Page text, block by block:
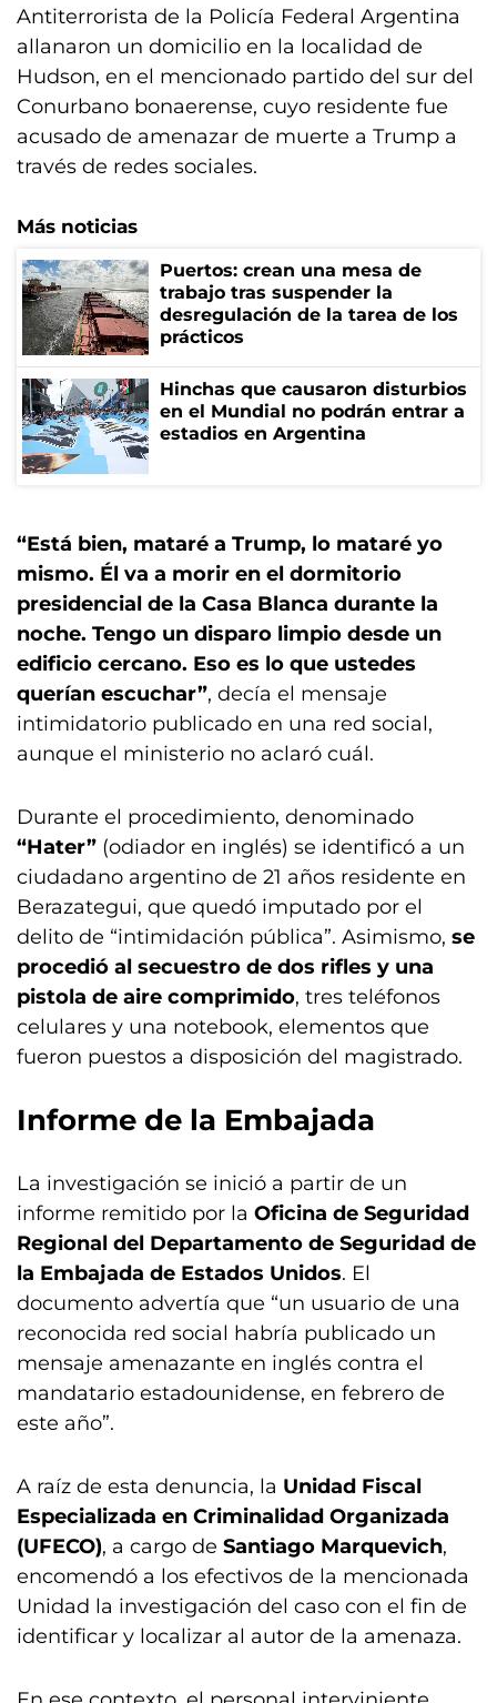
Antiterrorista de la Policía Federal Argentina
allanaron un domicilio en la localidad de
Hudson, en el mencionado partido del sur del
Conurbano bonaerense, cuyo residente fue
acusado de amenazar de muerte a Trump a
través de redes sociales.
Más noticias
Puertos: crean una mesa de
trabajo tras suspender la
desregulación de la tarea de los
prácticos
Hinchas que causaron disturbios
en el Mundial no podrán entrar a
estadios en Argentina
“Está bien, mataré a Trump, lo mataré yo
mismo. Él va a morir en el dormitorio
presidencial de la Casa Blanca durante la
noche. Tengo un disparo limpio desde un
edificio cercano. Eso es lo que ustedes
querían escuchar”, decía el mensaje
intimidatorio publicado en una red social,
aunque el ministerio no aclaró cuál.
Durante el procedimiento, denominado
“Hater” (odiador en inglés) se identificó a un
ciudadano argentino de 21 años residente en
Berazategui, que quedó imputado por el
delito de “intimidación pública”. Asimismo, se
procedió al secuestro de dos rifles y una
pistola de aire comprimido, tres teléfonos
celulares y una notebook, elementos que
fueron puestos a disposición del magistrado.
Informe de la Embajada
La investigación se inició a partir de un
informe remitido por la Oficina de Seguridad
Regional del Departamento de Seguridad de
la Embajada de Estados Unidos. El
documento advertía que “un usuario de una
reconocida red social habría publicado un
mensaje amenazante en inglés contra el
mandatario estadounidense, en febrero de
este año”.
A raíz de esta denuncia, la Unidad Fiscal
Especializada en Criminalidad Organizada
(UFECO), a cargo de Santiago Marquevich,
encomendó a los efectivos de la mencionada
Unidad la investigación del caso con el fin de
identificar y localizar al autor de la amenaza.